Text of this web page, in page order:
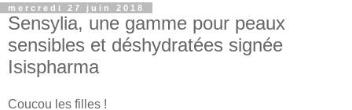
mercredi 27 juin 2018
Sensylia, une gamme pour peaux
sensibles et déshydratées signée
Isispharma
Coucou les filles !